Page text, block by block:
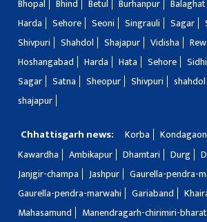
Bhopal
Bhind Betul Burhanpur Balaghat
Harda
Sehore Seoni Singrauli Sagar
Shivpuri
Shahdol Shajapur Vidisha
Hoshangabad
Harda Hata Sehore Sidhi
Sagar
Satna Sheopur Shivpuri shahdol
shajapur
Chhattisgarh news: Korba Kondagaon
Kawardha
Ambikapur Dhamtari Durg
Janjgir-champa
Jashpur
Gaurella-pendra-
Gaurella-pendra-marwahi
Gariaband
Mahasamund
Manendragarh-chirimiri-